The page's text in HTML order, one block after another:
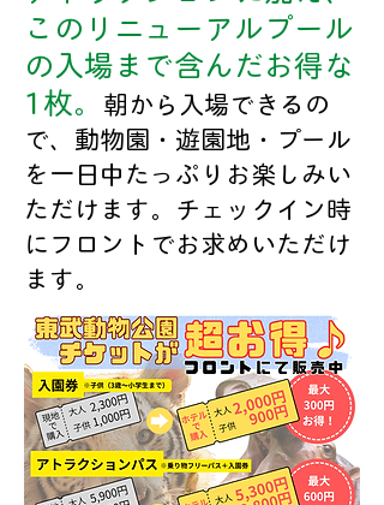
このリニューアルプール
の入場まで含んだお得な
1枚。
朝から入場できるの
で、動物園・遊園地・プール
を一日中たっぷりお楽しみい
ただけます。チェックイン時
にフロントでお求めいただけ
ます。